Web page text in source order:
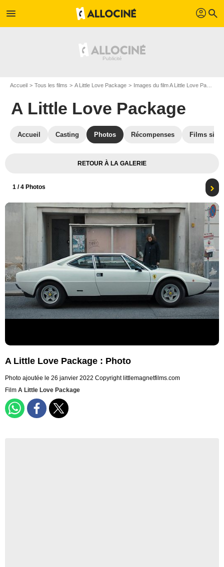
menu profil search
Accueil Tous les films A Little Love Package Images du film A Little Love Package
A Little Love Package
Accueil Casting Photos Récompenses Films
RETOUR À LA GALERIE
1 / 4 Photos
A Little Love Package : Photo
Photo ajoutée le 26 janvier 2022 Copyright littlemagnetfilms.com
Film A Little Love Package